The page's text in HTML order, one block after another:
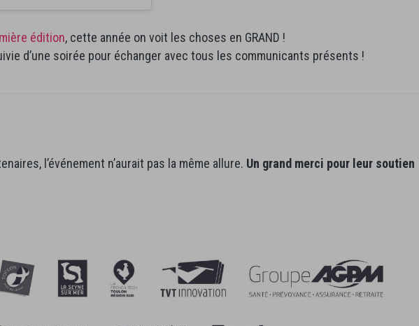
édition, cette année on voit les choses en GRAND !
d’une soirée pour échanger avec tous les communicants présents !
l’événement n’aurait pas la même allure. Un grand merci pour leur soutien